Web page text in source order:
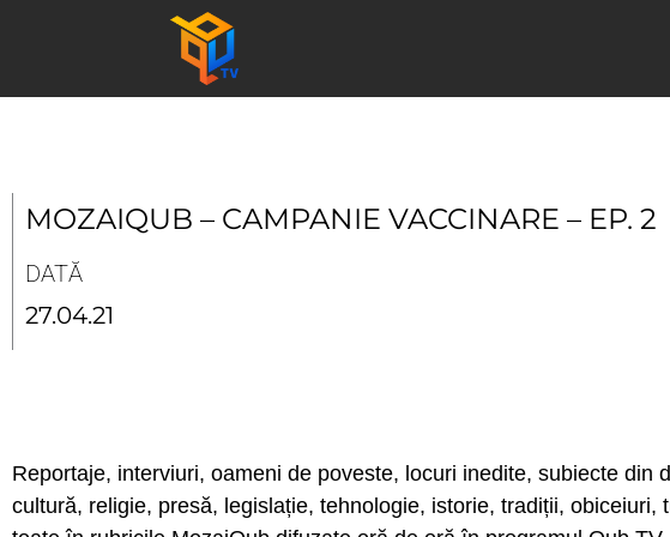
MOZAIQUB – CAMPANIE VACCINARE – EP. 2
DATĂ
27.04.21
Reportaje, interviuri, oameni de poveste, locuri inedite, subiecte
cultură, religie, presă, legislație, tehnologie, istorie, tradiții,